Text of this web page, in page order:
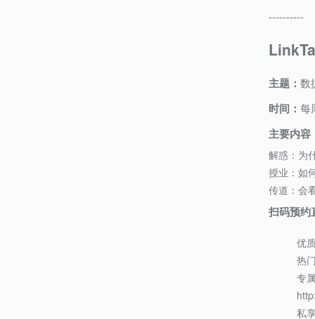
----------
主题： 数
时间： 每
主要内容
解惑：为
授业：如
传道：会
扫码预约
优
热
专
私